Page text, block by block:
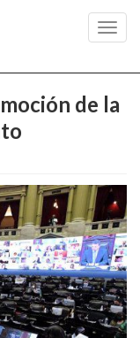
de la